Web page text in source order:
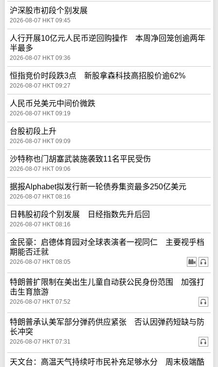
沪深股市初段个别发展
2026-08-07 HKT 09:45
人行开展10亿元人民币逆回购操作 本周净回笼创逾两年
半最多
2026-08-07 HKT 09:36
恒指竞价时段跌3点 新股拿森科技高招股价逾62%
2026-08-07 HKT 09:27
人民币兑美元中间价微跌
2026-08-07 HKT 09:19
台股初段上升
2026-08-07 HKT 09:09
沙特称也门胡塞武装施袭致11名平民受伤
2026-08-07 HKT 09:06
据报Alphabet拟发行新一轮债券集资最多250亿美元
2026-08-07 HKT 08:16
日韩股初段个别发展 日经指数先升后回
2026-08-07 HKT 08:16
金民豪：启德体育园对全球表演者一视同仁 主要视乎档
期能否迁就
2026-08-07 HKT 08:05
特朗普扩限制在美出生儿童自动获公民身份范围 加强打
击生育旅游
2026-08-07 HKT 07:52
特朗普承认美军部分弹药供应紧张 否认因弹药短缺与防
长冲突
2026-08-07 HKT 07:31
天文台：高温天气持续吁市民补充足够水分 周末极端酷